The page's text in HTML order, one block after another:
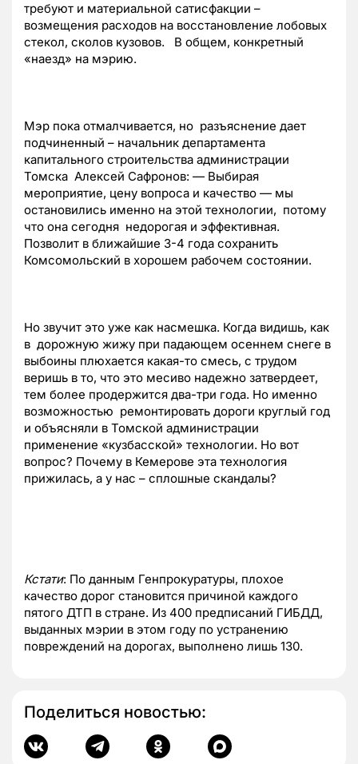
требуют и материальной сатисфакции –
возмещения расходов на восстановление лобовых
стекол, сколов кузовов. В общем, конкретный
«наезд» на мэрию.
Мэр пока отмалчивается, но разъяснение дает
подчиненный – начальник департамента
капитального строительства администрации
Томска Алексей Сафронов: — Выбирая
мероприятие, цену вопроса и качество — мы
остановились именно на этой технологии, потому
что она сегодня недорогая и эффективная.
Позволит в ближайшие 3-4 года сохранить
Комсомольский в хорошем рабочем состоянии.
Но звучит это уже как насмешка. Когда видишь, как
в дорожную жижу при падающем осеннем снеге в
выбоины плюхается какая-то смесь, с трудом
веришь в то, что это месиво надежно затвердеет,
тем более продержится два-три года. Но именно
возможностью ремонтировать дороги круглый год
и объясняли в Томской администрации
применение «кузбасской» технологии. Но вот
вопрос? Почему в Кемерове эта технология
прижилась, а у нас – сплошные скандалы?
Кстати: По данным Генпрокуратуры, плохое
качество дорог становится причиной каждого
пятого ДТП в стране. Из 400 предписаний ГИБДД,
выданных мэрии в этом году по устранению
повреждений на дорогах, выполнено лишь 130.
Поделиться новостью: